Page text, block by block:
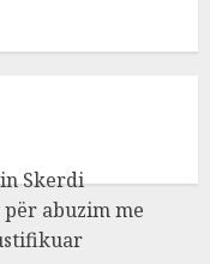
Skerdi
për abuzim me